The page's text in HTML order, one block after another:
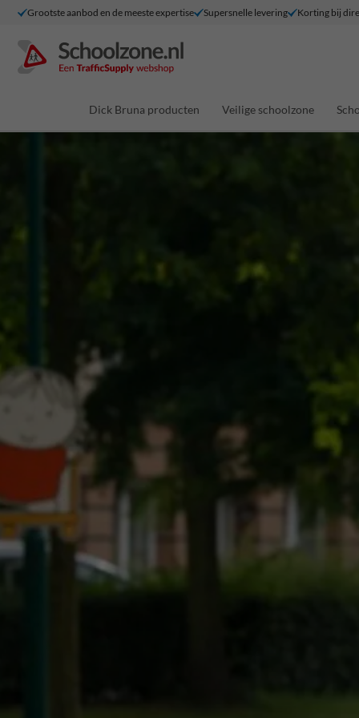
Grootste aanbod en de meeste expertise Supersnelle levering Korting bij
Dick Bruna producten Veilige schoolzone